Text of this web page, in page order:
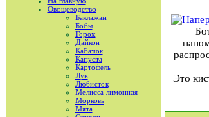
Овощеводство
Баклажан
Бобы
Горох
Дайкон
Кабачок
Капуста
Картофель
Лук
Любисток
Мелисса лимонная
Морковь
Мята
Это